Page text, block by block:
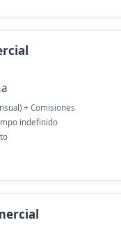
+ Comisiones
indefinido